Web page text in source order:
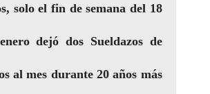
solo el fin de semana del 18
dejó dos Sueldazos de
al mes durante 20 años más